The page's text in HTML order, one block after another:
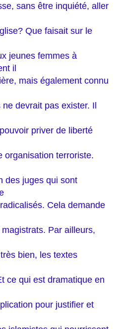
sans être inquiété, aller
Que faisait sur le
jeunes femmes à
il
mais également connu
devrait pas exister. Il
priver de liberté
organisation terroriste.
des juges qui sont
Cela demande
Par ailleurs,
bien, les textes
ce qui est dramatique en
pour justifier et